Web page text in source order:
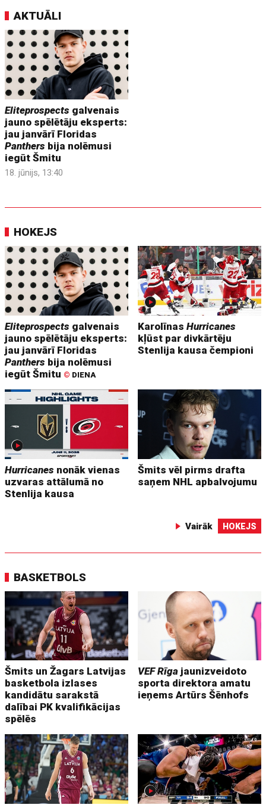
AKTUĀLI
Eliteprospects galvenais
jauno spēlētāju eksperts:
jau janvārī Floridas
Panthers bija nolēmusi
iegūt Šmitu
18. jūnijs, 13:40
HOKEJS
Eliteprospects galvenais
jauno spēlētāju eksperts:
jau janvārī Floridas
Panthers bija nolēmusi
iegūt Šmitu © DIENA
KarolīnasHurricanes
kļūst par divkārtēju
Stenlija kausa čempioni
Hurricanes nonāk vienas
uzvaras attālumā no
Stenlija kausa
Šmits vēl pirms drafta
saņem NHL apbalvojumu
Vairāk HOKEJS
BASKETBOLS
Šmits un Žagars Latvijas
basketbola izlases
kandidātu sarakstā
dalībai PK kvalifikācijas
spēlēs
VEF Rīga jaunizveidoto
sporta direktora amatu
ieņems Artūrs Šēnhofs